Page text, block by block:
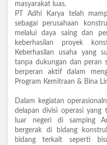
masyarakat luas.
PT Adhi Karya telah
sebagai perusahaan
melalui daya saing dan
keberhasilan proyek
Keberhasilan usaha yang
tanpa dukungan dan peran
berperan aktif dalam
Program Kemitraan & Bina
Dalam kegiatan
delapan divisi operasi yang
luar negeri di samping
bergerak di bidang
bidang terkait seperti